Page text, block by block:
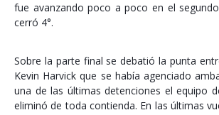
fue avanzando poco a poco en el
cerró 4°.
Sobre la parte final se debatió la punta
Kevin Harvick que se había agenciado
una de las últimas detenciones el equipo
eliminó de toda contienda. En las últimas